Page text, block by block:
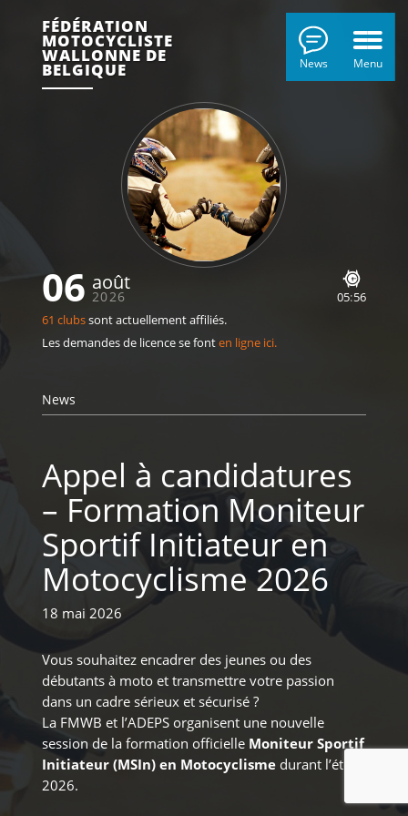
Menu
News
FÉDÉRATION
MOTOCYCLISTE
WALLONNE DE
BELGIQUE
06 août
2026 05 56
61 clubssont actuellement affiliés.
Les demandes de licence se fonten ligne ici.
News
Appel à candidatures
– Formation Moniteur
Sportif Initiateur en
Motocyclisme 2026
18 mai 2026
Vous souhaitez encadrer des jeunes ou des
débutants à moto et transmettre votre passion
dans un cadre sérieux et sécurisé ?
La FMWB et l’ADEPS organisent une nouvelle
session de la formation officielle Moniteur Sportif
Initiateur (MSIn) en Motocyclismedurant l’été
2026.